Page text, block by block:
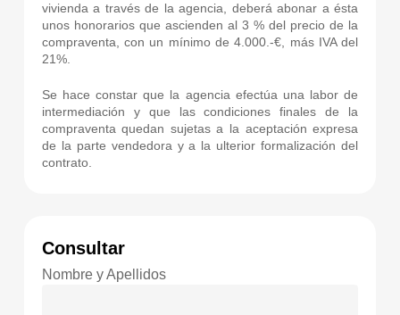
vivienda a través de la agencia, deberá abonar a ésta
unos honorarios que ascienden al 3 % del precio de la
compraventa, con un mínimo de 4.000.-€, más IVA del
21%.
Se hace constar que la agencia efectúa una labor de
intermediación y que las condiciones finales de la
compraventa quedan sujetas a la aceptación expresa
de la parte vendedora y a la ulterior formalización del
contrato.
Consultar
Nombre y Apellidos